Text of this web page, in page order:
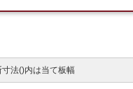
寸法()内は当て板幅